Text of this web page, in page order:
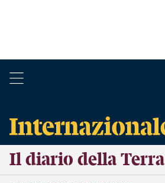
Il diario della Terra